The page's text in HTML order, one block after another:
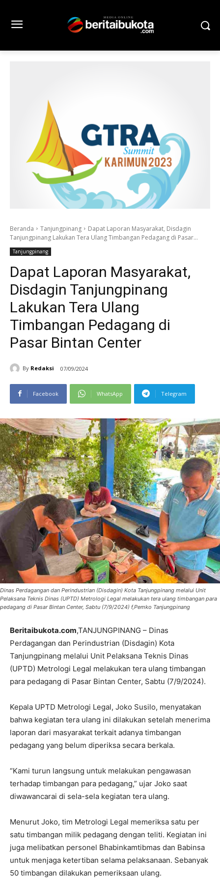
Beranda Tanjungpinang
Dapat Laporan Masyarakat, Disdagin
Tanjungpinang Lakukan Tera Ulang Timbangan Pedagang di Pasar...
Tanjungpinang
Dapat Laporan Masyarakat,
Disdagin Tanjungpinang
Lakukan Tera Ulang
Timbangan Pedagang di
Pasar Bintan Center
By Redaksi 07/09/2024
Facebook WhatsApp Telegram
Dinas Perdagangan dan Perindustrian (Disdagin) Kota Tanjungpinang melalui Unit
Pelaksana Teknis Dinas (UPTD) Metrologi Legal melakukan tera ulang timbangan para
pedagang di Pasar Bintan Center, Sabtu (7/9/2024) f,Pemko Tanjungpinang
Beritaibukota.com,TANJUNGPINANG – Dinas
Perdagangan dan Perindustrian (Disdagin) Kota
Tanjungpinang melalui Unit Pelaksana Teknis Dinas
(UPTD) Metrologi Legal melakukan tera ulang timbangan
para pedagang di Pasar Bintan Center, Sabtu (7/9/2024).
Kepala UPTD Metrologi Legal, Joko Susilo, menyatakan
bahwa kegiatan tera ulang ini dilakukan setelah menerima
laporan dari masyarakat terkait adanya timbangan
pedagang yang belum diperiksa secara berkala.
“Kami turun langsung untuk melakukan pengawasan
terhadap timbangan para pedagang,” ujar Joko saat
diwawancarai di sela-sela kegiatan tera ulang.
Menurut Joko, tim Metrologi Legal memeriksa satu per
satu timbangan milik pedagang dengan teliti. Kegiatan ini
juga melibatkan personel Bhabinkamtibmas dan Babinsa
untuk menjaga ketertiban selama pelaksanaan. Sebanyak
50 timbangan dilakukan pemeriksaan ulang.